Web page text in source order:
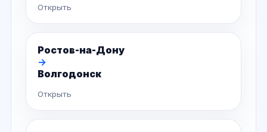
Открыть
Ростов-на-Дону
→
Волгодонск
Открыть